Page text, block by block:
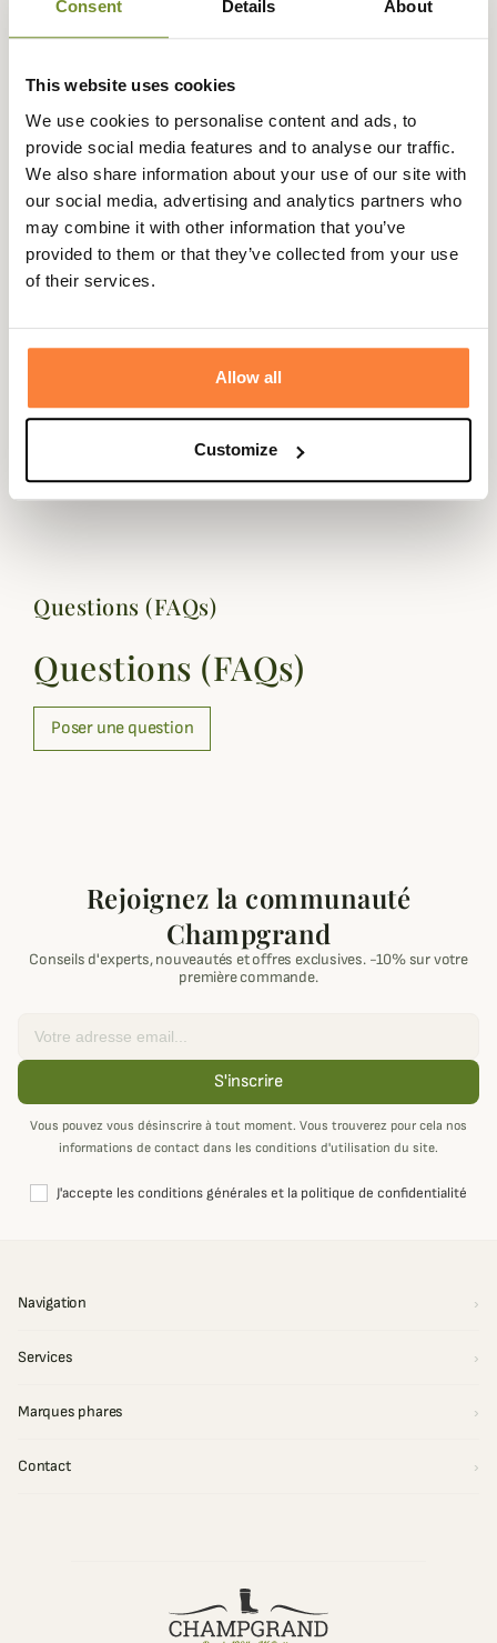
Consent Details About
This website uses cookies
We use cookies to personalise content and ads, to
provide social media features and to analyse our traffic.
We also share information about your use of our site with
our social media, advertising and analytics partners who
may combine it with other information that you’ve
provided to them or that they’ve collected from your use
of their services.
Allow all
Customize
la journée
retour sous
Description
Les bretelles Carl-Eric d'Harkila sont des bretelles à
de pantalons ou de knickers. Elles sont réglables en
longueur .
Fiche technique
Coloris Vert
Questions (FAQs)
Questions (FAQs)
Poser une question
Rejoignez la communauté
Champgrand
Conseils d'experts, nouveautés et offres exclusives. -10% sur votre
première commande.
S'inscrire
Vous pouvez vous désinscrire à tout moment. Vous trouverez pour cela nos
informations de contact dans les conditions d'utilisation du site.
J'accepte les conditions générales et la politique de confidentialité
Navigation
Services
Marques phares
Contact